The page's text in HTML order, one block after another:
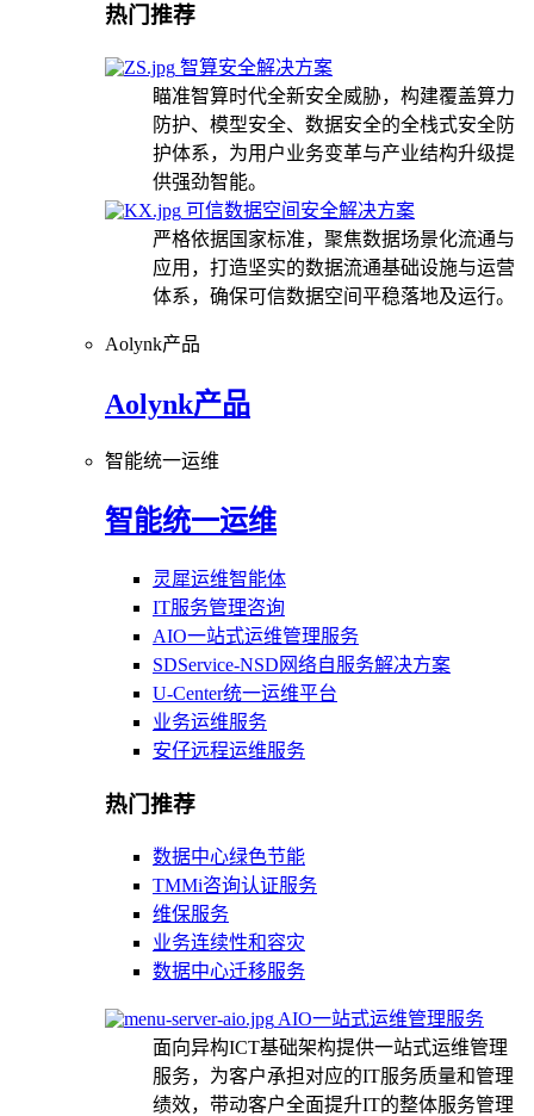
热门推荐
智算安全解决方案
瞄准智算时代全新安全威胁，构建覆盖算力
防护、模型安全、数据安全的全栈式安全防
护体系，为用户业务变革与产业结构升级提
供强劲智能。
可信数据空间安全解决方案
严格依据国家标准，聚焦数据场景化流通与
应用，打造坚实的数据流通基础设施与运营
体系，确保可信数据空间平稳落地及运行。
Aolynk产品
Aolynk产品
智能统一运维
智能统一运维
灵犀运维智能体
IT服务管理咨询
AIO一站式运维管理服务
SDService-NSD网络自服务解决方案
U-Center统一运维平台
业务运维服务
安仔远程运维服务
热门推荐
数据中心绿色节能
TMMi咨询认证服务
维保服务
业务连续性和容灾
数据中心迁移服务
AIO一站式运维管理服务
面向异构ICT基础架构提供一站式运维管理
服务，为客户承担对应的IT服务质量和管理
绩效，带动客户全面提升IT的整体服务管理